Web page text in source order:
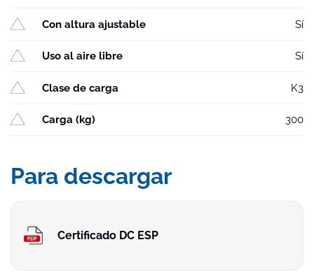
Con altura ajustable Sí
Uso al aire libre Sí
Clase de carga K3
Carga (kg) 300
Para descargar
Certificado DC ESP